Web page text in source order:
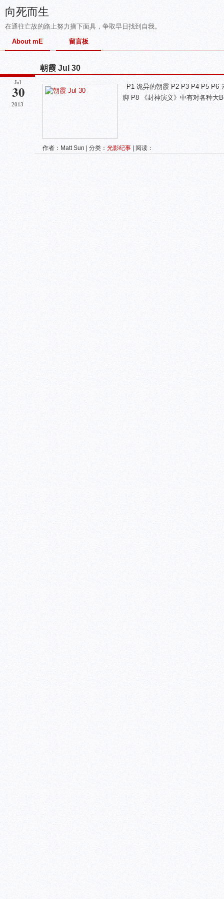
向死而生
在通往亡故的路上努力摘下面具，争取早日找到自我。
About mE
留言板
Jul
30
2013
朝霞 Jul 30
P1 诡异的朝霞 P2 P3 P4 P5 P6
脚 P8 《封神演义》中有对各种
作者：Matt Sun | 分类： 光影纪事 | 阅读：